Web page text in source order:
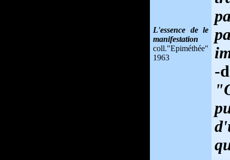
L'essence de le
manifestation
coll."Epiméthée"
1963
-